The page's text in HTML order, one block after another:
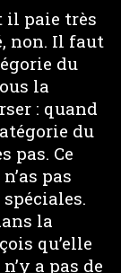
il paie très
non. Il faut
du
la
: quand
du
pas. Ce
pas
la
qu’elle
a pas de